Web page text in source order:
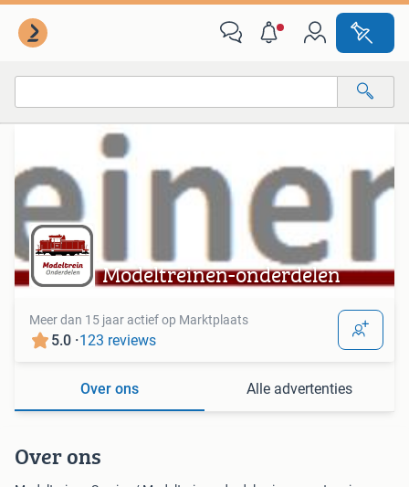
Alle categorieën…
Alle afstanden…
Modeltreinen-onderdelen
Meer dan 15 jaar actief op Marktplaats
5.0 ·123 reviews
Over ons Alle advertenties
Over ons